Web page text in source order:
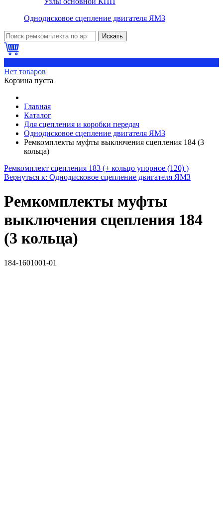
Однодисковое сцепление двигателя ЯМЗ
Искать
Нет товаров
Корзина пуста
Главная
Каталог
Для сцепления и коробки передач
Однодисковое сцепление двигателя ЯМЗ
Ремкомплекты муфты выключения сцепления 184 (3
кольца)
Ремкомплект сцепления 183 (+ кольцо упорное (120) )
Вернуться к: Однодисковое сцепление двигателя ЯМЗ
Ремкомплекты муфты
выключения сцепления 184
(3 кольца)
184-1601001-01